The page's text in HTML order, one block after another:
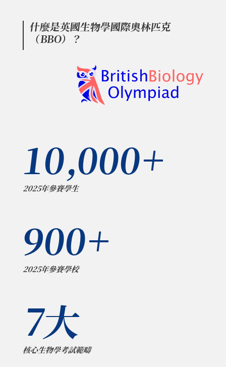
什麼是英國生物學國際奧林匹克
（BBO）？
10,000+
2025年參賽學生
900+
2025年參賽學校
7大
核心生物學考試範疇